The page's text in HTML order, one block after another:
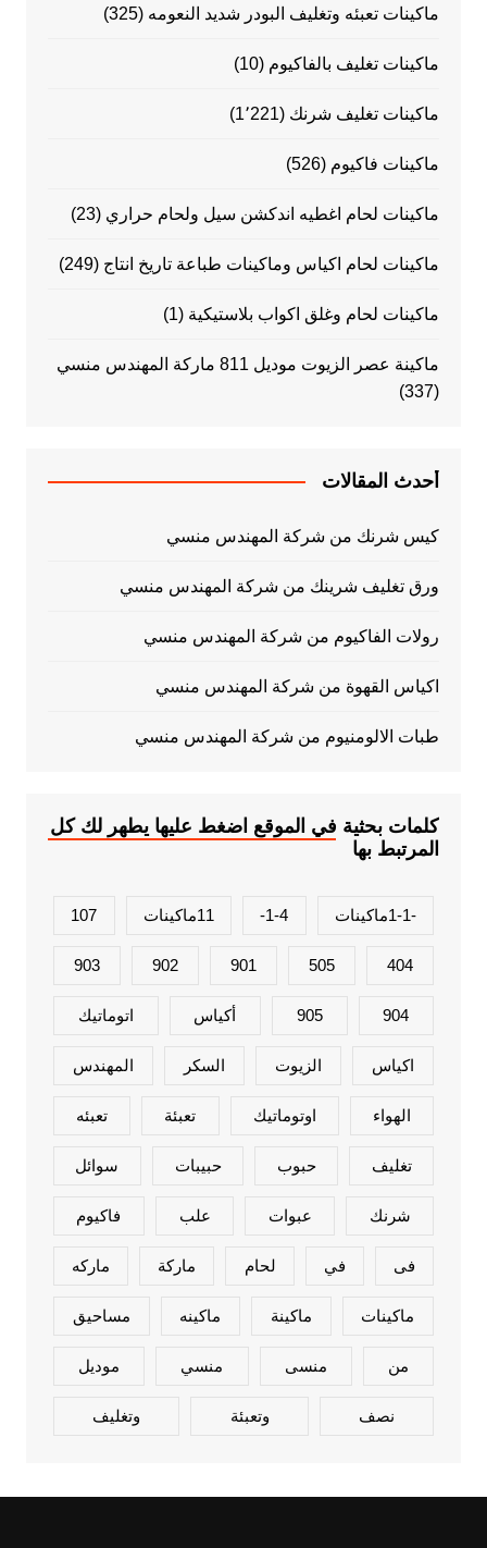
ماكينات تعبئه وتغليف البودر شديد النعومه (325)
ماكينات تغليف بالفاكيوم (10)
ماكينات تغليف شرنك (1٬221)
ماكينات فاكيوم (526)
ماكينات لحام اغطيه اندكشن سيل ولحام حراري (23)
ماكينات لحام اكياس وماكينات طباعة تاريخ انتاج (249)
ماكينات لحام وغلق اكواب بلاستيكية (1)
ماكينة عصر الزيوت موديل 811 ماركة المهندس منسي
(337)
أحدث المقالات
كيس شرنك من شركة المهندس منسي
ورق تغليف شرينك من شركة المهندس منسي
رولات الفاكيوم من شركة المهندس منسي
اكياس القهوة من شركة المهندس منسي
طبات الالومنيوم من شركة المهندس منسي
كلمات بحثية في الموقع اضغط عليها يطهر لك كل
المرتبط بها
-1-1ماكينات 1-4- 11ماكينات 107
404
505
901
902
903
904
905 أكياس اتوماتيك
اكياس الزيوت السكر المهندس
الهواء اوتوماتيك تعبئة تعبئه
تغليف حبوب حبيبات سوائل
شرنك عبوات علب فاكيوم
فى في لحام ماركة ماركه
ماكينات ماكينة ماكينه مساحيق
من منسى منسي موديل
نصف وتعبئة وتغليف